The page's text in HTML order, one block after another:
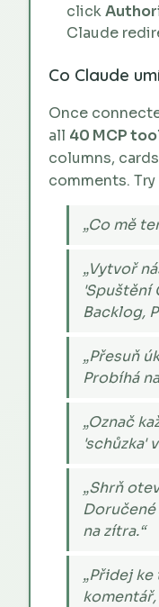
click
Claude
Co Claude
Once
all 40 MCP
columns,
comments. Try
„Co mě
„Vytvoř
'Spuštění
Backlog,
„Přesuň
Probíhá
„Označ
'schůzka'
„Shrň
na zítra.“
„Přidej